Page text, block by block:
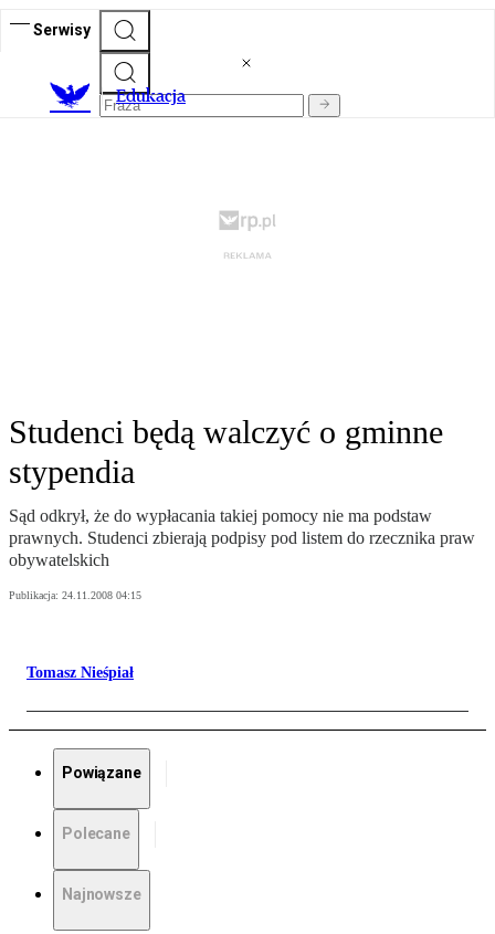
Serwisy
Edukacja
Studenci będą walczyć o gminne
stypendia
Sąd odkrył, że do wypłacania takiej pomocy nie ma podstaw
prawnych. Studenci zbierają podpisy pod listem do rzecznika praw
obywatelskich
Publikacja: 24.11.2008 04:15
Tomasz Nieśpiał
Powiązane
Polecane
Najnowsze